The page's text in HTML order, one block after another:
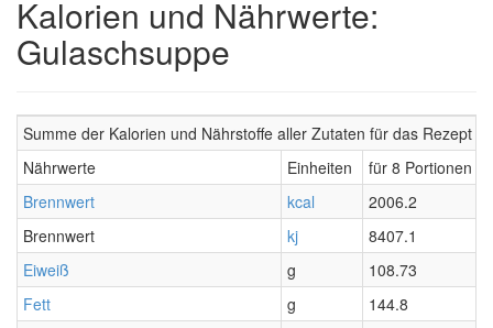
Kalorien und Nährwerte:
Gulaschsuppe
Summe der Kalorien und Nährstoffe aller Zutaten für das Rezept
Nährwerte
Einheiten für 8 Portionen
Brennwert
kcal 2006.2
Brennwert
kj 8407.1
Eiweiß
g 108.73
Fett
g 144.8